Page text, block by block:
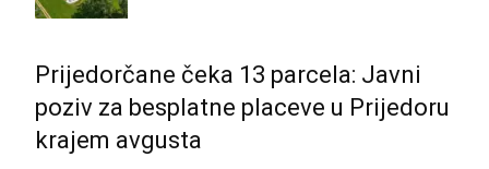
Prijedorčane čeka 13 parcela: Javni
poziv za besplatne placeve u Prijedoru
krajem avgusta